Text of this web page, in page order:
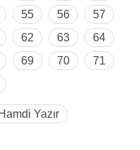
55 56
57
62 63
64
69 70
71
Yazır